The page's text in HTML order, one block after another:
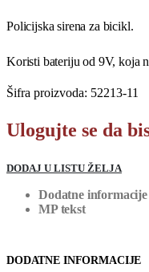
Policijska sirena za bicikl.
Koristi bateriju od 9V, koja
Šifra proizvoda: 52213-11
Ulogujte se da
DODAJ U LISTU ŽELJA
Dodatne informacije
MP tekst
DODATNE INFORMACIJE